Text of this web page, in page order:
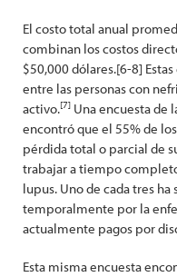
El costo total anual
combinan los costos
$50,000 dólares.[6-8]
entre las personas con
activo.[7] Una encuesta de
encontró que el 55% de
pérdida total o parcial de
trabajar a tiempo
lupus. Uno de cada tres
temporalmente por la
actualmente pagos por
Esta misma encuesta